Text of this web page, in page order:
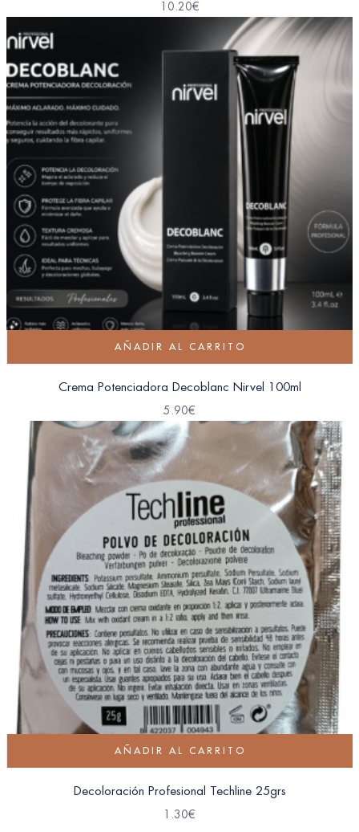
10.20€
AÑADIR AL CARRITO
Crema Potenciadora Decoblanc Nirvel 100ml
5.90€
AÑADIR AL CARRITO
Decoloración Profesional Techline 25grs
1.30€